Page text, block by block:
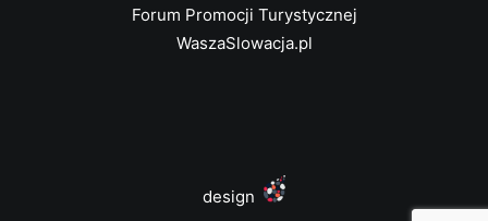
Forum Promocji Turystycznej
WaszaSlowacja.pl
design